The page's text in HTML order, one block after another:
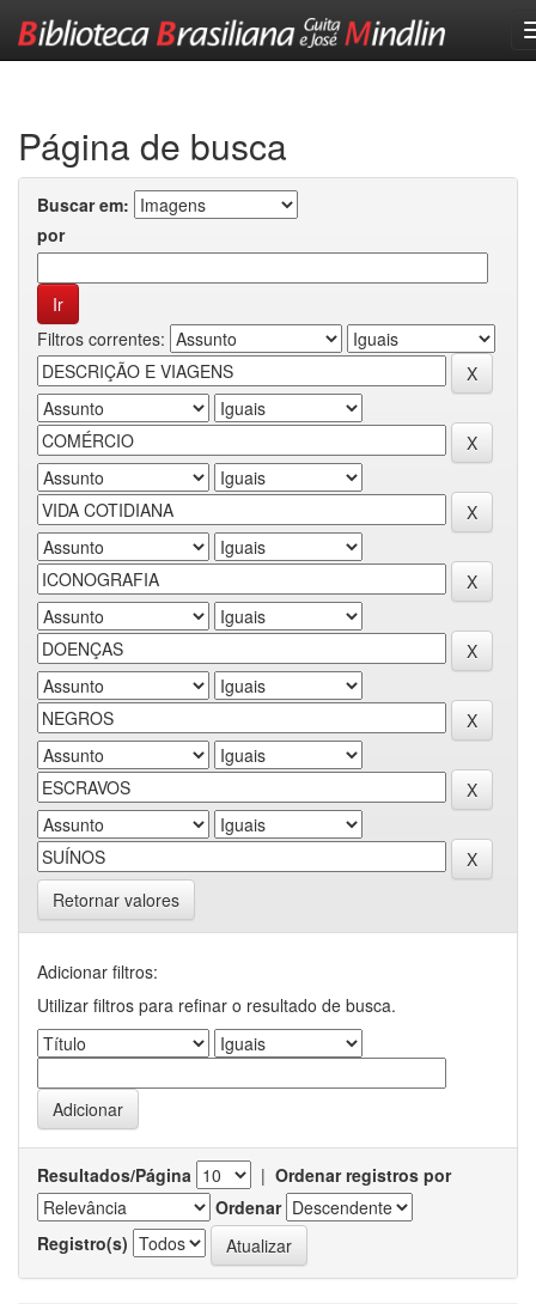
Página de busca
Buscar em:
por
Filtros correntes:
Retornar valores
Adicionar filtros:
Utilizar filtros para refinar o resultado de busca.
Resultados/Página | Ordenar registros por
Ordenar
Registro(s)